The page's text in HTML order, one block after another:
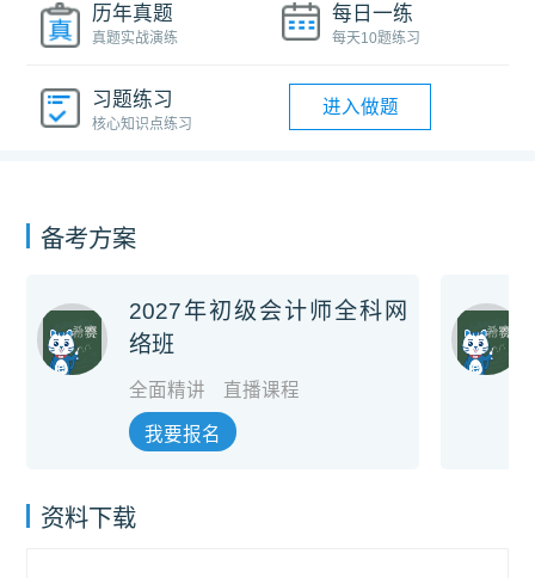
历年真题
真题实战演练
每日一练
每天10题练习
习题练习
核心知识点练习
进入做题
备考方案
2027年初级会计师全科网
络班
全面精讲 直播课程
我要报名
资料下载